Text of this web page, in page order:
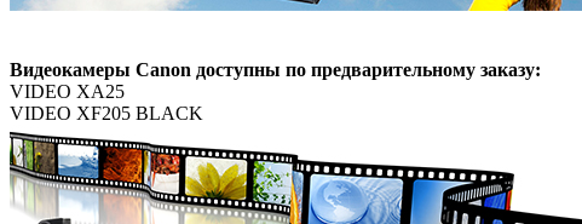
Видеокамеры Canon доступны по предварительному заказу:
VIDEO XA25
VIDEO XF205 BLACK